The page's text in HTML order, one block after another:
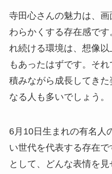
寺田心さんの魅力は、
わらかくする存在感で
れ続ける環境は、想像
もあったはずです。そ
積みながら成長してきた
なる人も多いでしょう。
6月10日生まれの有名人
い世代を代表する存在
として、どんな表情を